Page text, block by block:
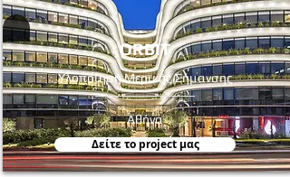
ORBIT
Υλοποίηση Μερικής Σήμανσης
Αθήνα
Δείτε τo project μας